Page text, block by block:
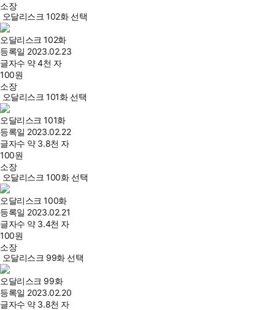
소장
오달리스크 102화 선택
오달리스크 102화
등록일 2023.02.23
글자수 약 4천 자
100원
소장
오달리스크 101화 선택
오달리스크 101화
등록일 2023.02.22
글자수 약 3.8천 자
100원
소장
오달리스크 100화 선택
오달리스크 100화
등록일 2023.02.21
글자수 약 3.4천 자
100원
소장
오달리스크 99화 선택
오달리스크 99화
등록일 2023.02.20
글자수 약 3.8천 자